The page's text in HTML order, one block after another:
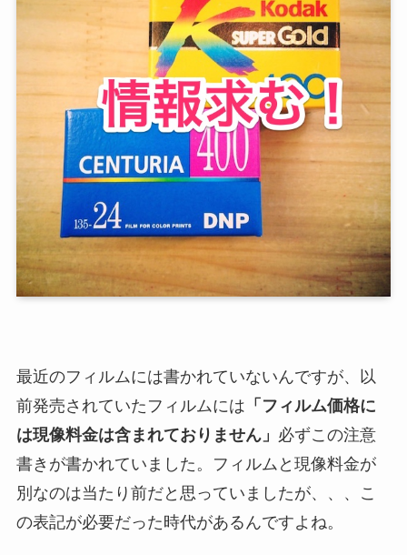
最近のフィルムには書かれていないんですが、以
前発売されていたフィルムには 「フィルム価格に
は現像料金は含まれておりません」 必ずこの注意
書きが書かれていました。フィルムと現像料金が
別なのは当たり前だと思っていましたが、、、こ
の表記が必要だった時代があるんですよね。